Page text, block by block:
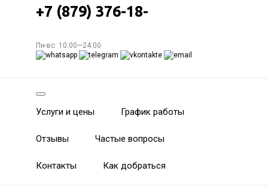
+7 (879) 376-18-
Пн-вс: 10:00—24:00
Услуги и цены График работы
Отзывы Частые вопросы
Контакты Как добраться